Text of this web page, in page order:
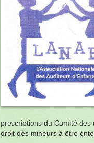
prescriptions du Comité
droit des mineurs à être